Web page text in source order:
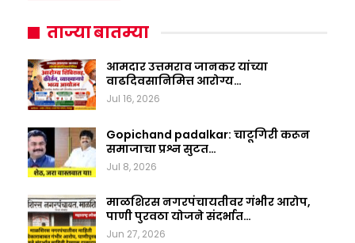
ताज्या बातम्या
आमदार उत्तमराव जानकर यांच्या
वाढदिवसानिमित्त आरोग्य…
Jul 16, 2026
Gopichand padalkar: चाटूगिरी करून
समाजाचा प्रश्न सुटत…
Jul 8, 2026
माळशिरस नगरपंचायतीवर गंभीर आरोप,
पाणी पुरवठा योजने संदर्भात…
Jun 27, 2026